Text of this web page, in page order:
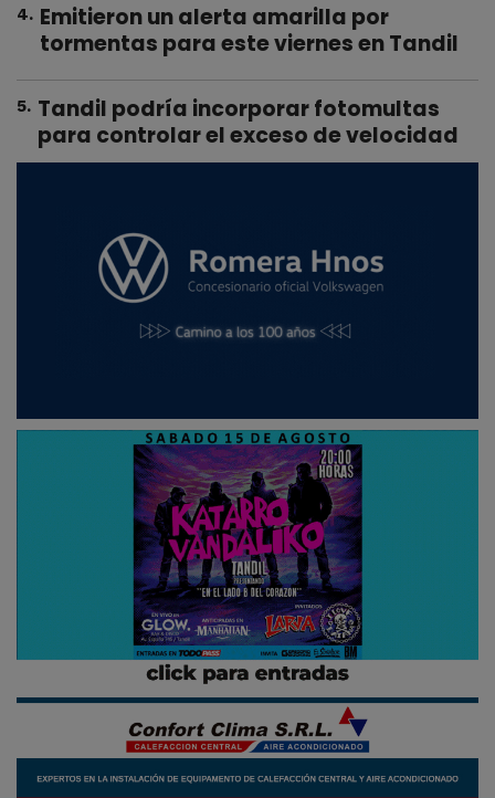
4. Emitieron un alerta amarilla por
tormentas para este viernes en Tandil
5. Tandil podría incorporar fotomultas
para controlar el exceso de velocidad